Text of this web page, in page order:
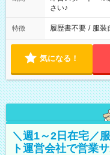
さい♪
特徴 履歴書不要 / 服装
気になる！
＼週1～2日在宅／
ト運営会社で営業